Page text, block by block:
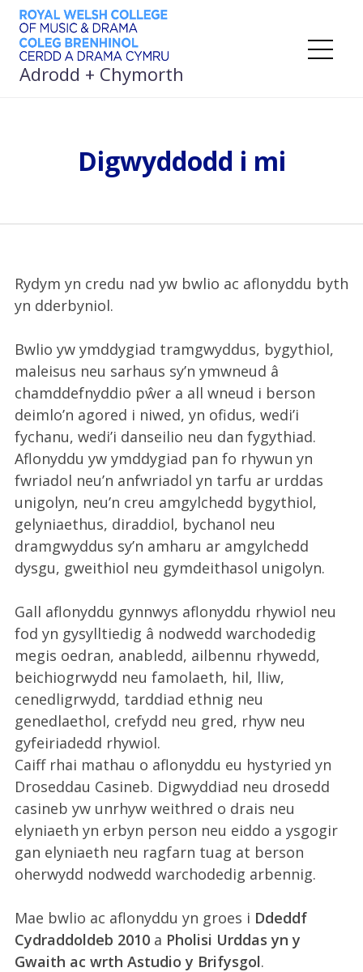
Neidio
cynnwys
Adrodd + Chymorth
Digwyddodd i mi
Rydym yn credu nad yw bwlio ac aflonyddu byth
yn dderbyniol.
Bwlio yw ymddygiad tramgwyddus, bygythiol,
maleisus neu sarhaus sy’n ymwneud â
chamddefnyddio pŵer a all wneud i berson
deimlo’n agored i niwed, yn ofidus, wedi’i
fychanu, wedi’i danseilio neu dan fygythiad.
Aflonyddu yw ymddygiad pan fo rhywun yn
fwriadol neu’n anfwriadol yn tarfu ar urddas
unigolyn, neu’n creu amgylchedd bygythiol,
gelyniaethus, diraddiol, bychanol neu
dramgwyddus sy’n amharu ar amgylchedd
dysgu, gweithiol neu gymdeithasol unigolyn.
Gall aflonyddu gynnwys aflonyddu rhywiol neu
fod yn gysylltiedig â nodwedd warchodedig
megis oedran, anabledd, ailbennu rhywedd,
beichiogrwydd neu famolaeth, hil, lliw,
cenedligrwydd, tarddiad ethnig neu
genedlaethol, crefydd neu gred, rhyw neu
gyfeiriadedd rhywiol.
Caiff rhai mathau o aflonyddu eu hystyried yn
Droseddau Casineb. Digwyddiad neu drosedd
casineb yw unrhyw weithred o drais neu
elyniaeth yn erbyn person neu eiddo a ysgogir
gan elyniaeth neu ragfarn tuag at berson
oherwydd nodwedd warchodedig arbennig.
Mae bwlio ac aflonyddu yn groes i Ddeddf
Cydraddoldeb 2010a Pholisi Urddas yn y
Gwaith ac wrth Astudio y Brifysgol.